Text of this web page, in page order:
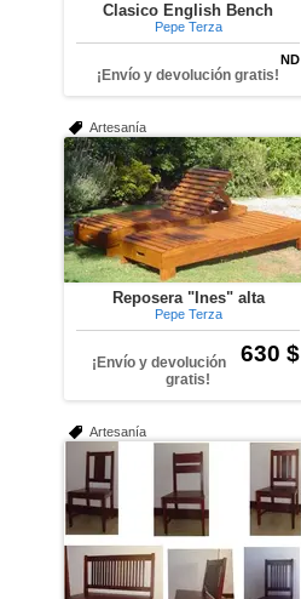
Clasico English Bench
Pepe Terza
ND
¡Envío y devolución gratis!
Artesanía
Reposera "Ines" alta
Pepe Terza
630 $
¡Envío y devolución
gratis!
Artesanía